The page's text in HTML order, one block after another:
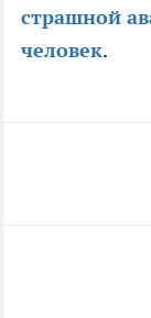
страшной
человек.